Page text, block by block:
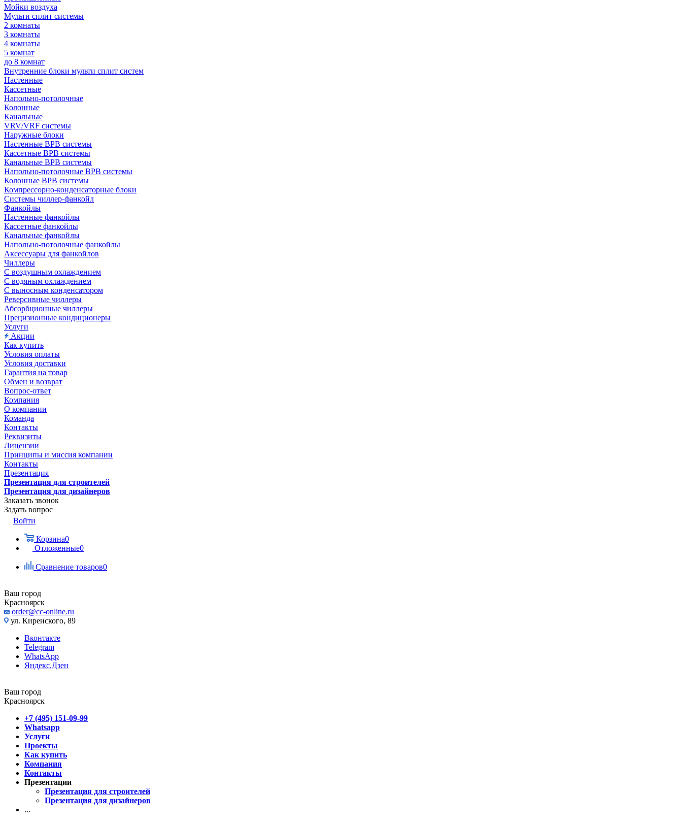
Мойки воздуха
Мульти сплит системы
2 комнаты
3 комнаты
4 комнаты
5 комнат
до 8 комнат
Внутренние блоки мульти сплит систем
Настенные
Кассетные
Напольно-потолочные
Колонные
Канальные
VRV/VRF системы
Наружные блоки
Настенные ВРВ системы
Кассетные ВРВ системы
Канальные ВРВ системы
Напольно-потолочные ВРВ системы
Колонные ВРВ системы
Компрессорно-конденсаторные блоки
Системы чиллер-фанкойл
Фанкойлы
Настенные фанкойлы
Кассетные фанкойлы
Канальные фанкойлы
Напольно-потолочные фанкойлы
Аксессуары для фанкойлов
Чиллеры
С воздушным охлаждением
С водяным охлаждением
С выносным конденсатором
Реверсивные чиллеры
Абсорбционные чиллеры
Прецизионные кондиционеры
Услуги
Акции
Как купить
Условия оплаты
Условия доставки
Гарантия на товар
Обмен и возврат
Вопрос-ответ
Компания
О компании
Команда
Контакты
Реквизиты
Лицензии
Принципы и миссия компании
Контакты
Презентация
Презентация для строителей
Презентация для дизайнеров
Заказать звонок
Задать вопрос
Войти
Корзина0
Отложенные0
Сравнение товаров0
Ваш город
Красноярск
order@cc-online.ru
ул. Киренского, 89
Вконтакте
Telegram
WhatsApp
Яндекс.Дзен
Ваш город
Красноярск
+7 (495) 151-09-99
Whatsapp
Услуги
Проекты
Как купить
Компания
Контакты
Презентации
Презентация для строителей
Презентация для дизайнеров
...